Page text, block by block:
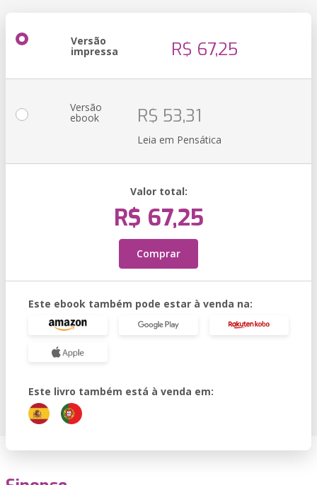
Versão
impressa R$ 67,25
Versão
ebook R$ 53,31
Leia em Pensática
Valor total:
R$ 67,25
Comprar
Este ebook também pode estar à venda na:
Este livro também está à venda em: